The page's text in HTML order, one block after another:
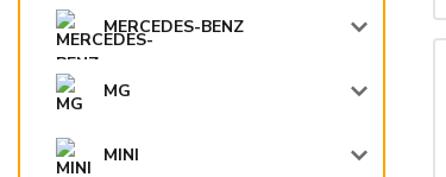
MERCEDES-BENZ
MG
MINI